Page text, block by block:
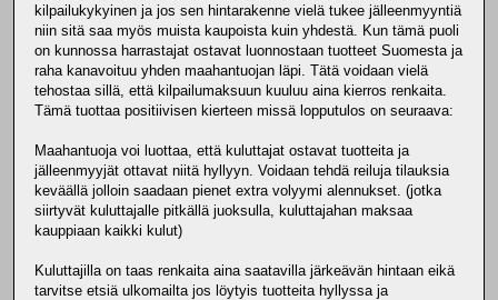
kilpailukykyinen ja jos sen hintarakenne vielä tukee jälleenmyyntiä
niin sitä saa myös muista kaupoista kuin yhdestä. Kun tämä puoli
on kunnossa harrastajat ostavat luonnostaan tuotteet Suomesta ja
raha kanavoituu yhden maahantuojan läpi. Tätä voidaan vielä
tehostaa sillä, että kilpailumaksuun kuuluu aina kierros renkaita.
Tämä tuottaa positiivisen kierteen missä lopputulos on seuraava:
Maahantuoja voi luottaa, että kuluttajat ostavat tuotteita ja
jälleenmyyjät ottavat niitä hyllyyn. Voidaan tehdä reiluja tilauksia
keväällä jolloin saadaan pienet extra volyymi alennukset. (jotka
siirtyvät kuluttajalle pitkällä juoksulla, kuluttajahan maksaa
kauppiaan kaikki kulut)
Kuluttajilla on taas renkaita aina saatavilla järkeävän hintaan eikä
tarvitse etsiä ulkomailta jos löytyis tuotteita hyllyssa ja